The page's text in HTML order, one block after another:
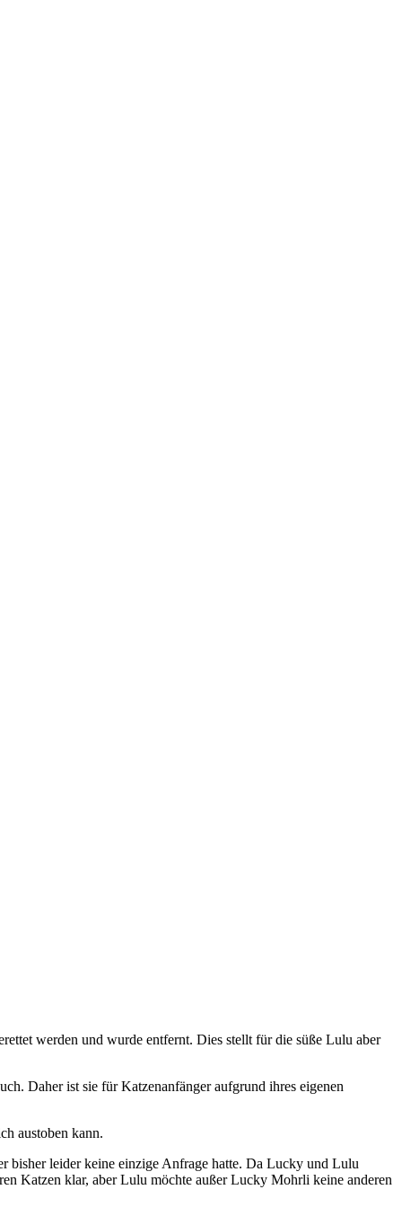
werden und wurde entfernt. Dies stellt für die süße Lulu aber
Daher ist sie für Katzenanfänger aufgrund ihres eigenen
austoben kann.
bisher leider keine einzige Anfrage hatte. Da Lucky und Lulu
Katzen klar, aber Lulu möchte außer Lucky Mohrli keine anderen